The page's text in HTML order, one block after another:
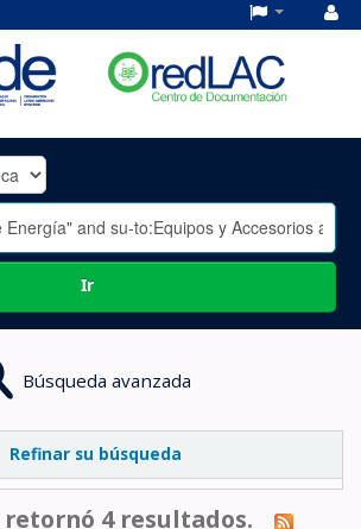
Ir
Búsqueda avanzada
Refinar su búsqueda
retornó 4 resultados.